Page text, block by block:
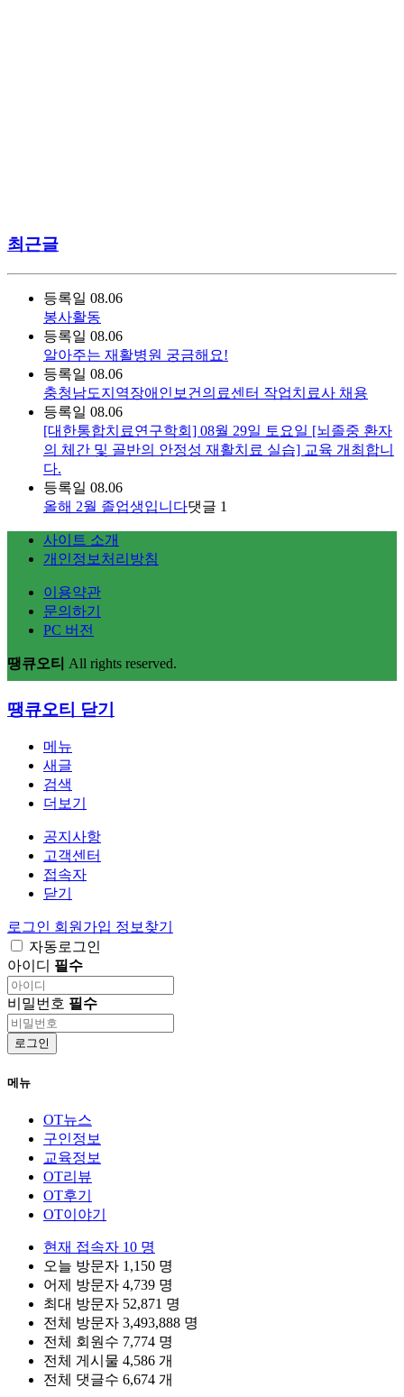
최근글
등록일 08.06
봉사활동
등록일 08.06
알아주는 재활병원 궁금해요!
등록일 08.06
충청남도지역장애인보건의료센터 작업치료사 채용
등록일 08.06
[대한통합치료연구학회] 08월 29일 토요일 [뇌졸중 환자
의 체간 및 골반의 안정성 재활치료 실습] 교육 개최합니
다.
등록일 08.06
올해 2월 졸업생입니다댓글 1
사이트 소개
개인정보처리방침
이용약관
문의하기
PC 버전
땡큐오티 All rights reserved.
땡큐오티 닫기
메뉴
새글
검색
더보기
공지사항
고객센터
접속자
닫기
로그인 회원가입 정보찾기
자동로그인
아이디 필수
비밀번호 필수
로그인
메뉴
OT뉴스
구인정보
교육정보
OT리뷰
OT후기
OT이야기
현재 접속자 10 명
오늘 방문자 1,150 명
어제 방문자 4,739 명
최대 방문자 52,871 명
전체 방문자 3,493,888 명
전체 회원수 7,774 명
전체 게시물 4,586 개
전체 댓글수 6,674 개